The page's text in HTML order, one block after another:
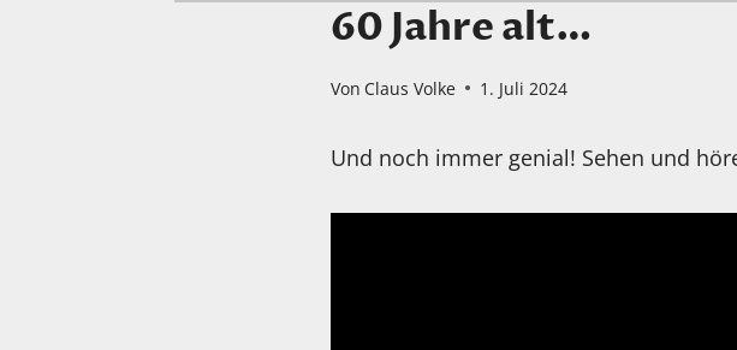
60 Jahre alt…
Von Claus Volke 1. Juli 2024
Und noch immer genial! Sehen und